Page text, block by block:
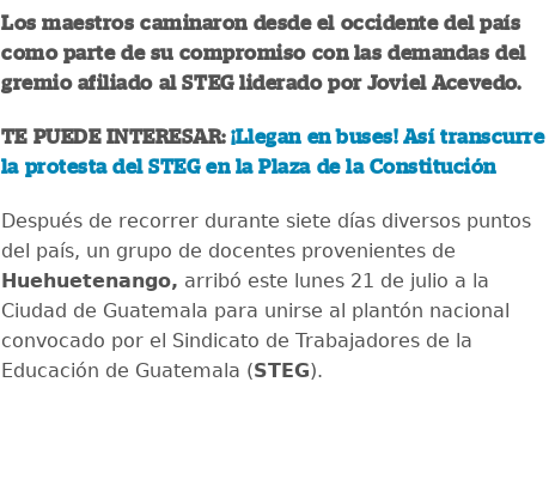
Los maestros caminaron desde el occidente del país
como parte de su compromiso con las demandas del
gremio afiliado al STEG liderado por Joviel Acevedo.
TE PUEDE INTERESAR:¡Llegan en buses! Así transcurre
la protesta del STEG en la Plaza de la Constitución
Después de recorrer durante siete días diversos puntos
del país, un grupo de docentes provenientes de
Huehuetenango, arribó este lunes 21 de julio a la
Ciudad de Guatemala para unirse al plantón nacional
convocado por el Sindicato de Trabajadores de la
Educación de Guatemala (STEG).